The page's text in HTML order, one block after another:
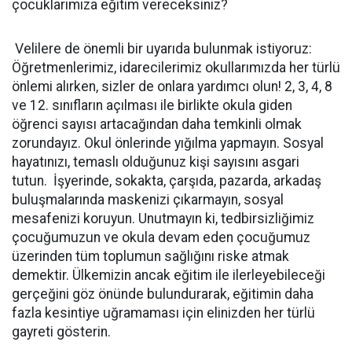
çocuklarımıza eğitim vereceksiniz?
Velilere de önemli bir uyarıda bulunmak istiyoruz:
Öğretmenlerimiz, idarecilerimiz okullarımızda her türlü
önlemi alırken, sizler de onlara yardımcı olun! 2, 3, 4, 8
ve 12. sınıfların açılması ile birlikte okula giden
öğrenci sayısı artacağından daha temkinli olmak
zorundayız. Okul önlerinde yığılma yapmayın. Sosyal
hayatınızı, temaslı olduğunuz kişi sayısını asgari
tutun. İşyerinde, sokakta, çarşıda, pazarda, arkadaş
buluşmalarında maskenizi çıkarmayın, sosyal
mesafenizi koruyun. Unutmayın ki, tedbirsizliğimiz
çocuğumuzun ve okula devam eden çocuğumuz
üzerinden tüm toplumun sağlığını riske atmak
demektir. Ülkemizin ancak eğitim ile ilerleyebileceği
gerçeğini göz önünde bulundurarak, eğitimin daha
fazla kesintiye uğramaması için elinizden her türlü
gayreti gösterin.